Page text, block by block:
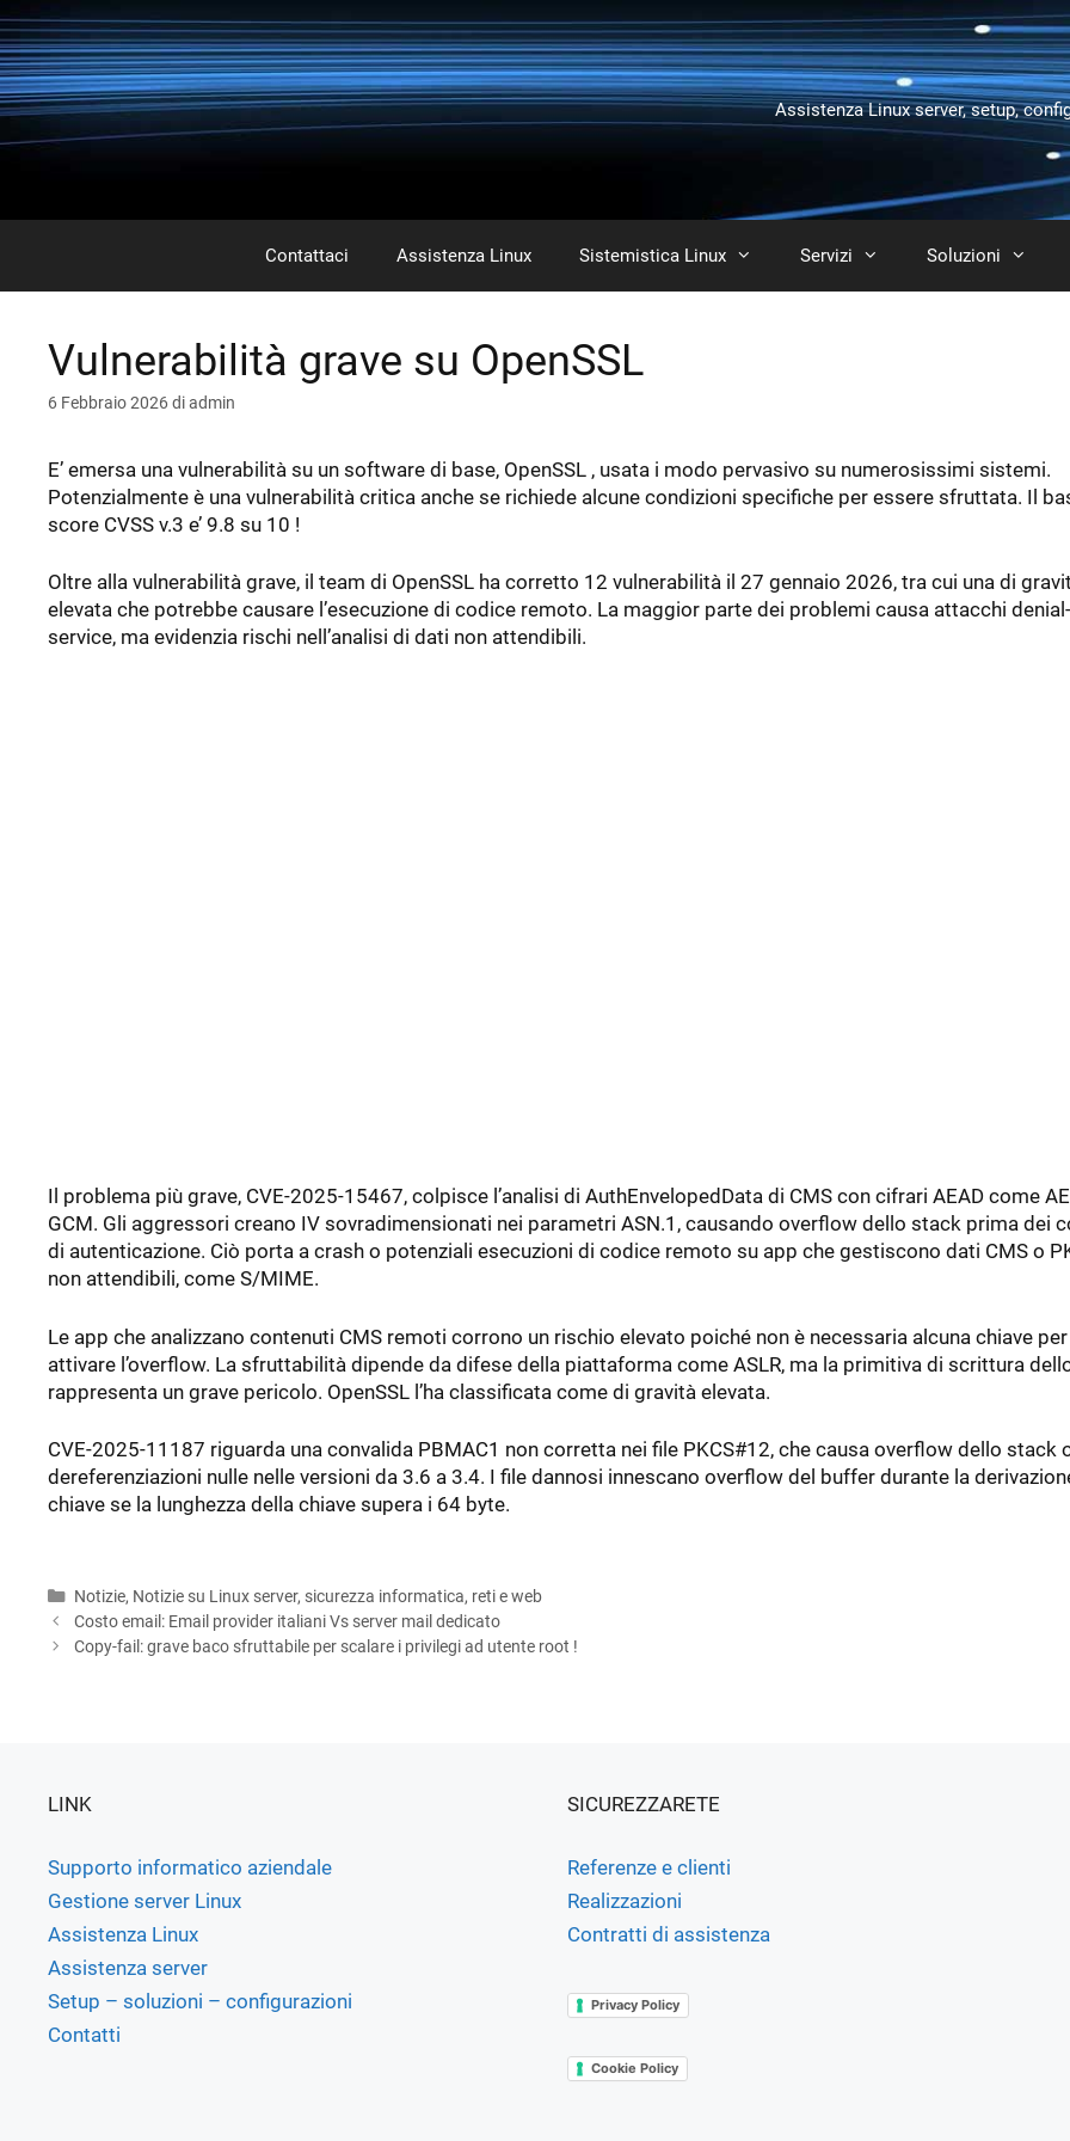
Vai
al
contenuto
Assistenza Linux server, setup,
Contattaci Assistenza Linux Sistemistica Linux Servizi Soluzioni
Vulnerabilità grave su OpenSSL
6 Febbraio 2026diadmin
E’ emersa una vulnerabilità su un software di base, OpenSSL , usata i modo pervasivo su numerosissimi sistemi.
Potenzialmente è una vulnerabilità critica anche se richiede alcune condizioni specifiche per essere sfruttata. Il
score CVSS v.3 e’ 9.8 su 10 !
Oltre alla vulnerabilità grave, il team di OpenSSL ha corretto 12 vulnerabilità il 27 gennaio 2026, tra cui una di
elevata che potrebbe causare l’esecuzione di codice remoto. La maggior parte dei problemi causa attacchi
service, ma evidenzia rischi nell’analisi di dati non attendibili.
Il problema più grave, CVE-2025-15467, colpisce l’analisi di AuthEnvelopedData di CMS con cifrari AEAD come
GCM. Gli aggressori creano IV sovradimensionati nei parametri ASN.1, causando overflow dello stack prima dei
di autenticazione. Ciò porta a crash o potenziali esecuzioni di codice remoto su app che gestiscono dati CMS o
non attendibili, come S/MIME.
Le app che analizzano contenuti CMS remoti corrono un rischio elevato poiché non è necessaria alcuna chiave per
attivare l’overflow. La sfruttabilità dipende da difese della piattaforma come ASLR, ma la primitiva di scrittura
rappresenta un grave pericolo. OpenSSL l’ha classificata come di gravità elevata.
CVE-2025-11187 riguarda una convalida PBMAC1 non corretta nei file PKCS#12, che causa overflow dello stack
dereferenziazioni nulle nelle versioni da 3.6 a 3.4. I file dannosi innescano overflow del buffer durante la
chiave se la lunghezza della chiave supera i 64 byte.
Categorie
Notizie, Notizie su Linux server, sicurezza informatica, reti e web
Costo email: Email provider italiani Vs server mail dedicato
Copy-fail: grave baco sfruttabile per scalare i privilegi ad utente root !
LINK
Supporto informatico aziendale
Gestione server Linux
Assistenza Linux
Assistenza server
Setup – soluzioni – configurazioni
Contatti
SICUREZZARETE
Referenze e clienti
Realizzazioni
Contratti di assistenza
Privacy Policy
Cookie Policy